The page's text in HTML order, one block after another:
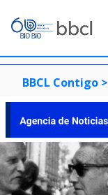
BBCL Contigo >